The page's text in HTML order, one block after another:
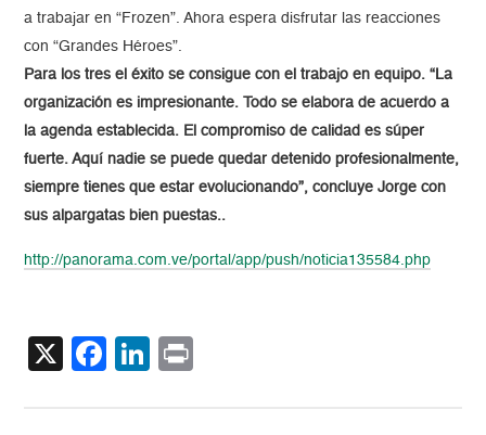
a trabajar en “Frozen”. Ahora espera disfrutar las reacciones
con “Grandes Héroes”.
Para los tres el éxito se consigue con el trabajo en equipo. “La
organización es impresionante. Todo se elabora de acuerdo a
la agenda establecida. El compromiso de calidad es súper
fuerte. Aquí nadie se puede quedar detenido profesionalmente,
siempre tienes que estar evolucionando”, concluye Jorge con
sus alpargatas bien puestas..
http://panorama.com.ve/portal/app/push/noticia135584.php
X Facebook
LinkedIn